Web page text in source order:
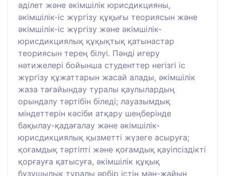
әділет және әкімшілік юрисдикцияны,
әкімшілік-іс жүргізу құқығы теориясын және
әкімшілік-іс жүргізу және әкімшілік-
юрисдикциялық құқықтық қатынастар
теориясын терең білуі. Пәнді игеру
нәтижелері бойынша студенттер негізгі іс
жүргізу құжаттарын жасай алады, әкімшілік
жаза тағайындау туралы қаулылардың
орындалу тәртібін біледі; лауазымдық
міндеттерін кәсіби атқару шеңберінде
бақылау-қадағалау және әкімшілік-
юрисдикциялық қызметті жүзеге асыруға;
қоғамдық тәртіпті және қоғамдық қауіпсіздікті
қорғауға қатысуға, әкімшілік құқық
бұзушылық туралы әрбір істің мән-жайын